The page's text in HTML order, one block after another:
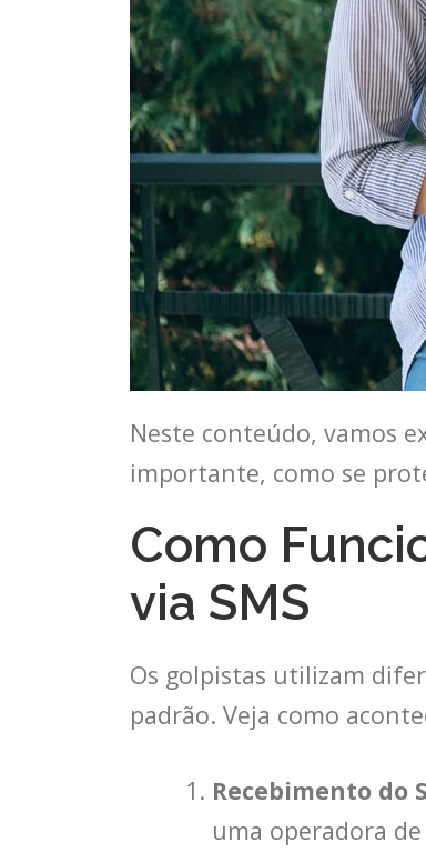
Neste conteúdo, vamos
importante, como se
Como
via SMS
Os golpistas utilizam
padrão. Veja como
Recebimento do
uma operadora